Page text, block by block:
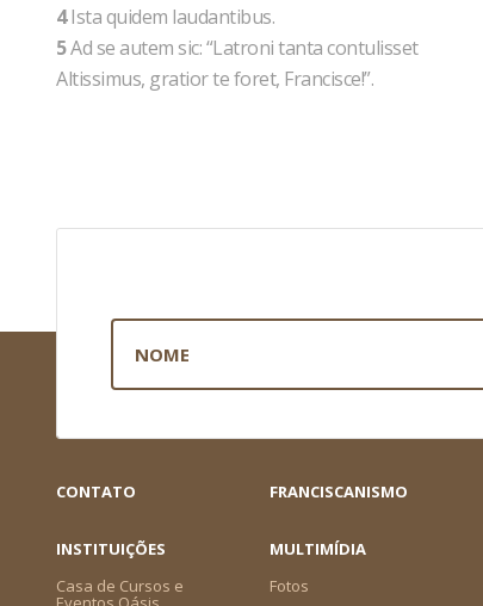
4Ista quidem laudantibus.
5Ad se autem sic: “Latroni tanta contulisset
Altissimus, gratior te foret, Francisce!”.
CONTATO FRANCISCANISMO
INSTITUIÇÕES
Casa de Cursos e
MULTIMÍDIA
Fotos